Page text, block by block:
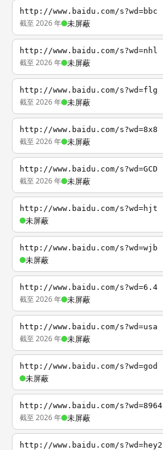
http://www.baidu.com/s?wd=bbc
截至 2026 年 未屏蔽
http://www.baidu.com/s?wd=nhl
截至 2026 年 未屏蔽
http://www.baidu.com/s?wd=flg
截至 2026 年 未屏蔽
http://www.baidu.com/s?wd=8x8
截至 2026 年 未屏蔽
http://www.baidu.com/s?wd=GCD
截至 2026 年 未屏蔽
http://www.baidu.com/s?wd=hjt
未屏蔽
http://www.baidu.com/s?wd=wjb
未屏蔽
http://www.baidu.com/s?wd=6.4
截至 2026 年 未屏蔽
http://www.baidu.com/s?wd=usa
截至 2026 年 未屏蔽
http://www.baidu.com/s?wd=god
未屏蔽
http://www.baidu.com/s?wd=8964
截至 2026 年 未屏蔽
http://www.baidu.com/s?wd=hey2